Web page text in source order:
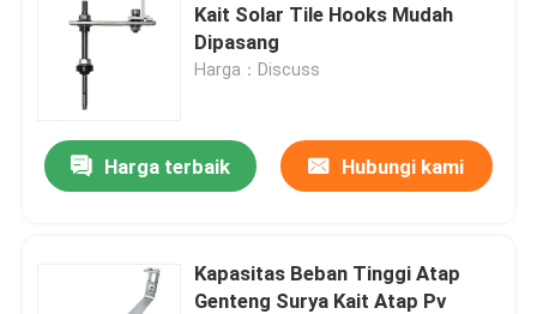
Kait Solar Tile Hooks Mudah
Dipasang
Harga：Discuss
Harga terbaik Hubungi kami
Kapasitas Beban Tinggi Atap
Genteng Surya Kait Atap Pv